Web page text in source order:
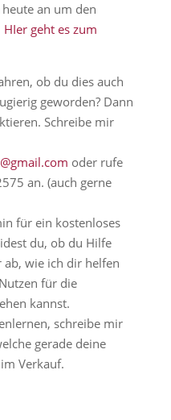
an um den
HIer geht es zum
ob du dies auch
geworden? Dann
Schreibe mir
oder rufe
an. (auch gerne
für ein kostenloses
du, ob du Hilfe
ab, wie ich dir helfen
für die
kannst.
schreibe mir
gerade deine
Verkauf.